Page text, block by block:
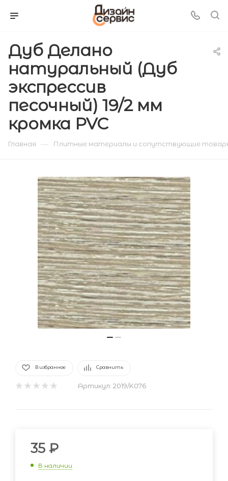
Дуб Делано
натуральный (Дуб
экспрессив
песочный) 19/2 мм
кромка PVC
Главная — Плитные материалы и сопутствующие
В избранное Сравнить
Артикул: 2019/K076
35 ₽
В наличии